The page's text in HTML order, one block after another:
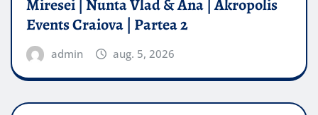
Miresei | Nunta Vlad & Ana | Akropolis
Events Craiova | Partea 2
admin aug. 5, 2026